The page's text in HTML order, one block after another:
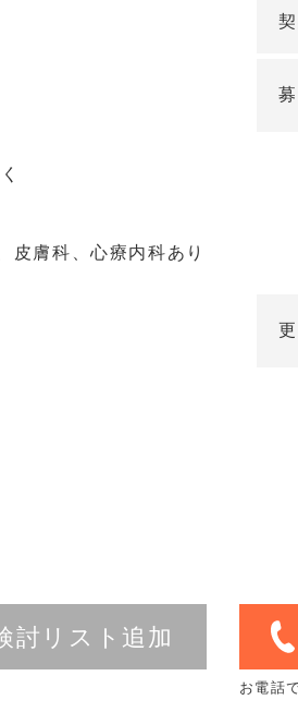
皮膚科、心療内科あり
討リスト追加
お電話